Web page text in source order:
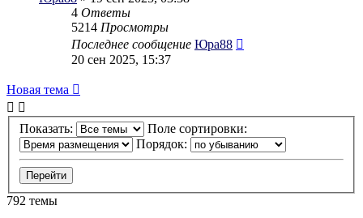
4 Ответы
5214 Просмотры
Последнее сообщение Юра88
20 сен 2025, 15:37
Новая тема
Показать:
Поле сортировки:
Порядок:
792 темы